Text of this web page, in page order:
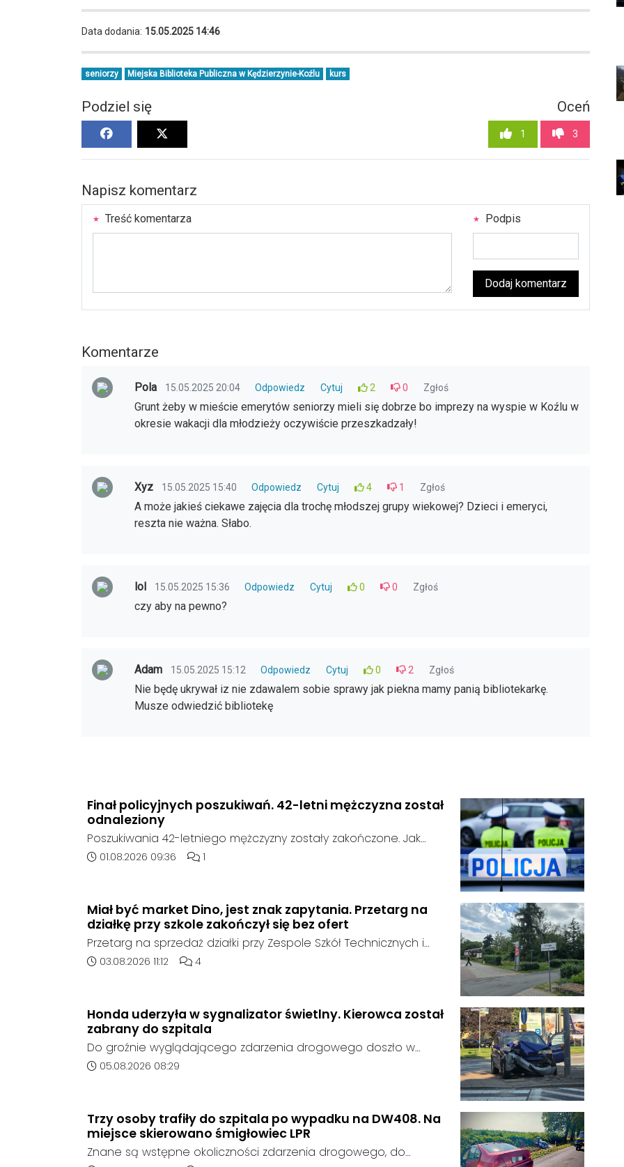
Data dodania: 15.05.2025 14:46
seniorzy Miejska Biblioteka Publiczna w Kędzierzynie-Koźlu kurs
Podziel się Oceń
1 3
Napisz komentarz
Treść komentarza Podpis
Dodaj komentarz
Komentarze
Pola 15.05.2025 20:04 Odpowiedz Cytuj 2 0 Zgłoś
Grunt żeby w mieście emerytów seniorzy mieli się dobrze bo imprezy na wyspie w Koźlu w
okresie wakacji dla młodzieży oczywiście przeszkadzały!
Xyz 15.05.2025 15:40 Odpowiedz Cytuj 4 1 Zgłoś
A może jakieś ciekawe zajęcia dla trochę młodszej grupy wiekowej? Dzieci i emeryci,
reszta nie ważna. Słabo.
lol 15.05.2025 15:36 Odpowiedz Cytuj 0 0 Zgłoś
czy aby na pewno?
Adam 15.05.2025 15:12 Odpowiedz Cytuj 0 2 Zgłoś
Nie będę ukrywał iz nie zdawalem sobie sprawy jak piekna mamy panią bibliotekarkę.
Musze odwiedzić bibliotekę
Finał policyjnych poszukiwań. 42-letni mężczyzna został
odnaleziony
Poszukiwania 42-letniego mężczyzny zostały zakończone. Jak
poinformowała opolska policja, został on odnaleziony w sobotę, 1
Data dodania artykułu:
01.08.2026 09:36 Liczba komentarzy artykułu:
1
Miał być market Dino, jest znak zapytania. Przetarg na
działkę przy szkole zakończył się bez ofert
Przetarg na sprzedaż działki przy Zespole Szkół Technicznych i
Ogólnokształcących w Kędzierzynie-Koźlu zakończył się bez
oferent.
Data dodania artykułu:
03.08.2026 11:12 Liczba komentarzy artykułu:
4
Honda uderzyła w sygnalizator świetlny. Kierowca został
zabrany do szpitala
Do groźnie wyglądającego zdarzenia drogowego doszło w
środę rano w Koźlu. Około godziny 6:30 kierujący samochodem
Data dodania artykułu:
05.08.2026 08:29
Trzy osoby trafiły do szpitala po wypadku na DW408. Na
miejsce skierowano śmigłowiec LPR
Znane są wstępne okoliczności zdarzenia drogowego, do